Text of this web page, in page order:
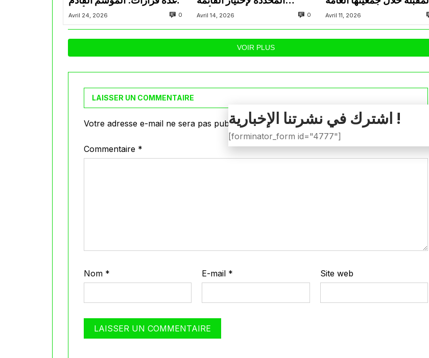
ينطلق في 20 أوتAvril 24, 2026 0
المستدعاة للمشاركة في كأس
العالم
Avril 14, 2026 0
العادية
Avril 11, 2026
VOIR PLUS
LAISSER UN COMMENTAIRE
Votre adresse e-mail ne sera pas publiée. Les champs obligatoires sont indiqués avec
Commentaire *
Nom * E-mail * Site web
اشترك في نشرتنا الإخبارية !
[forminator_form id="4777"]